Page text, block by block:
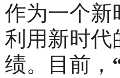
作为一个新
利用新时代
绩。目前，